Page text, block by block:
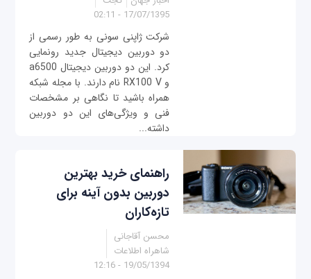
17/07/1395 - 02:11
شرکت ژاپنی سونی به طور رسمی از
دو دوربین دیجیتال جدید رونمایی
کرد. این دو دوربین دیجیتال a6500
و RX100 V نام دارند. با مجله شبکه
همراه باشید تا نگاهی بر مشخصات
فنی و ویژگی‌های این دو دوربین
داشته...
راهنمای خرید بهترین
دوربين بدون آینه برای
تازه‌کاران
محسن آقاجانی
شاهراه اطلاعات
19/05/1394 - 12:16